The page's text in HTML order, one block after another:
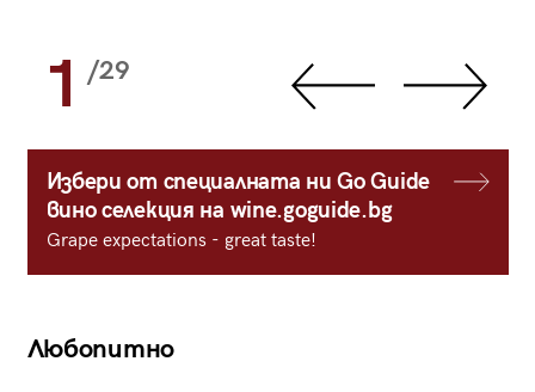
1 /29
Избери от специалната ни Go Guide
вино селекция на wine.goguide.bg
Grape expectations - great taste!
Любопитно